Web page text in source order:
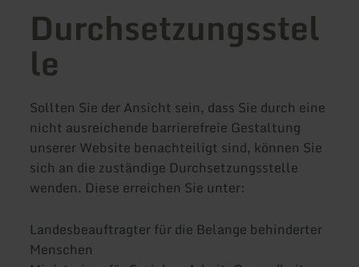
Durchsetzungsstel
le
Sollten Sie der Ansicht sein, dass Sie durch eine
nicht ausreichende barrierefreie Gestaltung
unserer Website benachteiligt sind, können Sie
sich an die zuständige Durchsetzungsstelle
wenden. Diese erreichen Sie unter:
Landesbeauftragter für die Belange behinderter
Menschen